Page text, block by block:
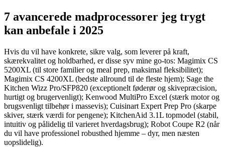
7 avancerede madprocessorer jeg trygt
kan anbefale i 2025
Hvis du vil have konkrete, sikre valg, som leverer på kraft,
skærekvalitet og holdbarhed, er disse syv mine go-tos: Magimix CS
5200XL (til store familier og meal prep, maksimal fleksibilitet);
Magimix CS 4200XL (bedste allround til de fleste hjem); Sage the
Kitchen Wizz Pro/SFP820 (exceptionelt føderør og skivepræcision,
hurtigt og brugervenligt); Kenwood MultiPro Excel (stærk motor og
brugsvenligt tilbehør i massevis); Cuisinart Expert Prep Pro (skarpe
skiver, stærk værdi for pengene); KitchenAid 3.1L topmodel (stabil,
intuitiv og pålidelig til varieret hverdagsbrug); Robot Coupe R2 (når
du vil have professionel robusthed hjemme – dyr, men næsten
uopslidelig).